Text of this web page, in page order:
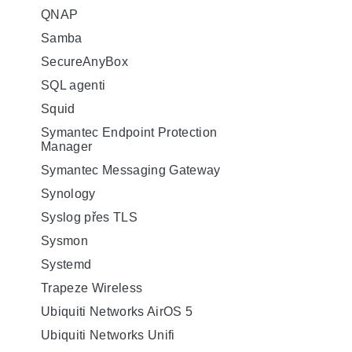
QNAP
Samba
SecureAnyBox
SQL agenti
Squid
Symantec Endpoint Protection
Manager
Symantec Messaging Gateway
Synology
Syslog přes TLS
Sysmon
Systemd
Trapeze Wireless
Ubiquiti Networks AirOS 5
Ubiquiti Networks Unifi